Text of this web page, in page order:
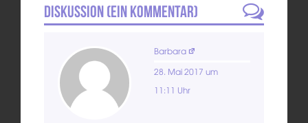
Diskussion (EinKommentar)
Barbara
28. Mai 2017 um
11:11 Uhr